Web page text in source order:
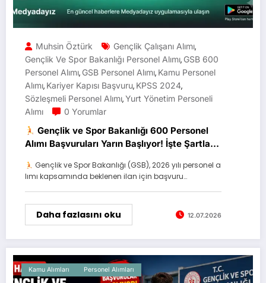
Muhsin Öztürk Gençlik Çalışanı Alımı,
Gençlik Ve Spor Bakanlığı Personel Alımı, GSB 600
Personel Alımı, GSB Personel Alımı, Kamu Personel
Alımı, Kariyer Kapısı Başvuru, KPSS 2024,
Sözleşmeli Personel Alımı,Yurt Yönetim Personeli
Alımı
0 Yorumlar
Gençlik ve Spor Bakanlığı 600 Personel
Alımı Başvuruları Yarın Başlıyor! İşte Şartlar
Gençlik ve Spor Bakanlığı (GSB), 2026 yılı personel a
lımı kapsamında beklenen ilan için başvuru…
Daha fazlasını oku 12.07.2026
Kamu Alımları Personel Alımları